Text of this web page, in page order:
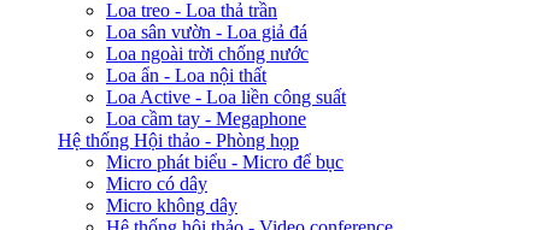
Loa treo - Loa thả trần
Loa sân vườn - Loa giả đá
Loa ngoài trời chống nước
Loa ẩn - Loa nội thất
Loa Active - Loa liền công suất
Loa cầm tay - Megaphone
Hệ thống Hội thảo - Phòng họp
Micro phát biểu - Micro để bục
Micro có dây
Micro không dây